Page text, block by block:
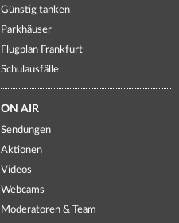
Günstig tanken
Parkhäuser
Flugplan Frankfurt
Schulausfälle
ON AIR
Sendungen
Aktionen
Videos
Webcams
Moderatoren & Team